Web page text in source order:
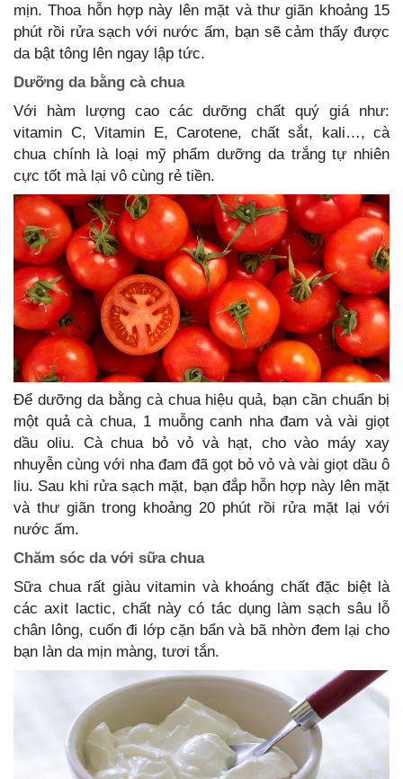
mịn. Thoa hỗn hợp này lên mặt và thư giãn khoảng 15
phút rồi rửa sạch với nước ấm, bạn sẽ cảm thấy được
da bật tông lên ngay lập tức.
Dưỡng da bằng cà chua
Với hàm lượng cao các dưỡng chất quý giá như:
vitamin C, Vitamin E, Carotene, chất sắt, kali…, cà
chua chính là loại mỹ phẩm dưỡng da trắng tự nhiên
cực tốt mà lại vô cùng rẻ tiền.
Để dưỡng da bằng cà chua hiệu quả, bạn cần chuẩn bị
một quả cà chua, 1 muỗng canh nha đam và vài giọt
dầu oliu. Cà chua bỏ vỏ và hạt, cho vào máy xay
nhuyễn cùng với nha đam đã gọt bỏ vỏ và vài giọt dầu ô
liu. Sau khi rửa sạch mặt, bạn đắp hỗn hợp này lên mặt
và thư giãn trong khoảng 20 phút rồi rửa mặt lại với
nước ấm.
Chăm sóc da với sữa chua
Sữa chua rất giàu vitamin và khoáng chất đặc biệt là
các axit lactic, chất này có tác dụng làm sạch sâu lỗ
chân lông, cuốn đi lớp cặn bẩn và bã nhờn đem lại cho
bạn làn da mịn màng, tươi tắn.